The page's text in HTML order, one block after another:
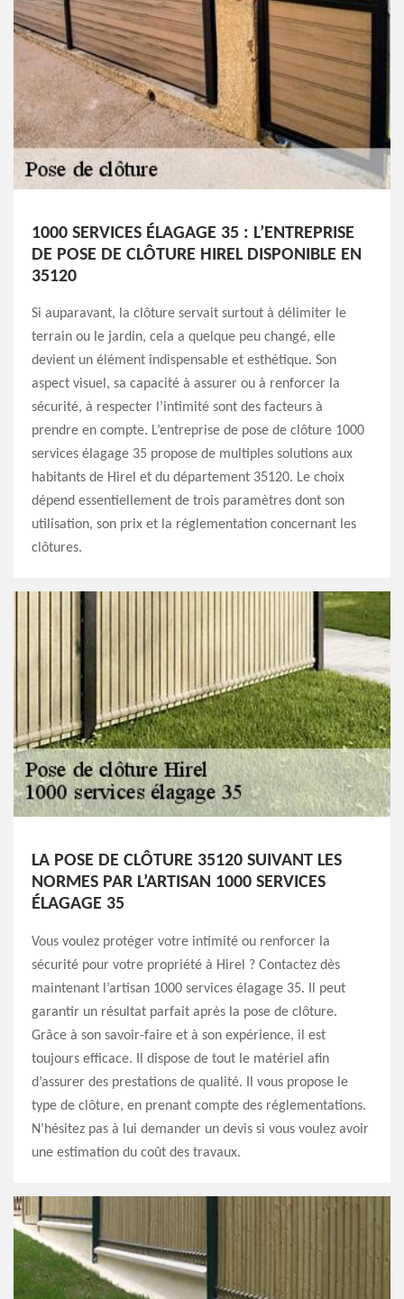
1000 SERVICES ÉLAGAGE 35 : L’ENTREPRISE
DE POSE DE CLÔTURE HIREL DISPONIBLE EN
35120
Si auparavant, la clôture servait surtout à délimiter le
terrain ou le jardin, cela a quelque peu changé, elle
devient un élément indispensable et esthétique. Son
aspect visuel, sa capacité à assurer ou à renforcer la
sécurité, à respecter l’intimité sont des facteurs à
prendre en compte. L’entreprise de pose de clôture 1000
services élagage 35 propose de multiples solutions aux
habitants de Hirel et du département 35120. Le choix
dépend essentiellement de trois paramètres dont son
utilisation, son prix et la réglementation concernant les
clôtures.
LA POSE DE CLÔTURE 35120 SUIVANT LES
NORMES PAR L’ARTISAN 1000 SERVICES
ÉLAGAGE 35
Vous voulez protéger votre intimité ou renforcer la
sécurité pour votre propriété à Hirel ? Contactez dès
maintenant l’artisan 1000 services élagage 35. Il peut
garantir un résultat parfait après la pose de clôture.
Grâce à son savoir-faire et à son expérience, il est
toujours efficace. Il dispose de tout le matériel afin
d’assurer des prestations de qualité. Il vous propose le
type de clôture, en prenant compte des réglementations.
N’hésitez pas à lui demander un devis si vous voulez avoir
une estimation du coût des travaux.